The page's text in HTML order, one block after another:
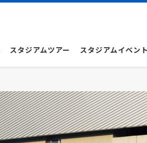
スタジアムツアー スタジアムイベント